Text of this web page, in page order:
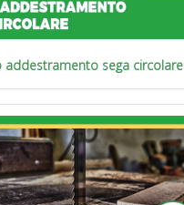
addestramento sega circolare